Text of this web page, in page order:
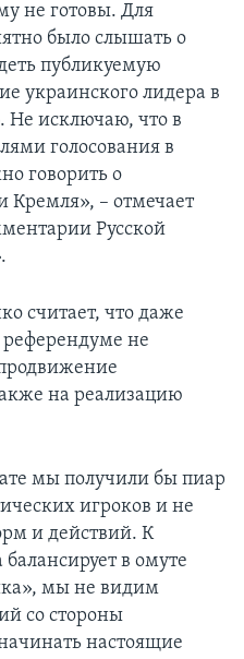
не готовы. Для
было слышать о
публикуемую
украинского лидера в
Не исключаю, что в
голосования в
говорить о
Кремля», – отмечает
Русской
считает, что даже
референдуме не
на реализацию
мы получили бы пиар
игроков и не
и действий. К
в омуте
мы не видим
со стороны
настоящие